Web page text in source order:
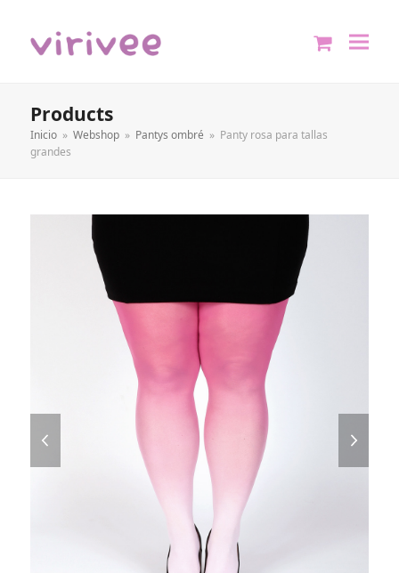
Products
Inicio » Webshop » Pantys ombré » Panty rosa para tallas
grandes
slide
slide